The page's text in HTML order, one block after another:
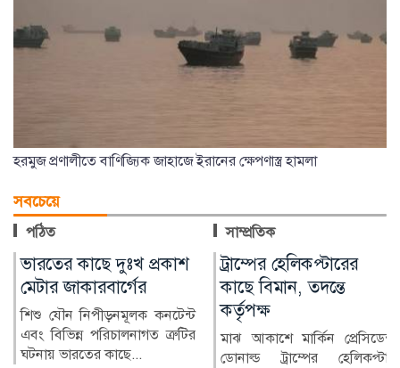
হরমুজ প্রণালীতে বাণিজ্যিক জাহাজে ইরানের ক্ষেপণাস্ত্র হামলা
সবচেয়ে
পঠিত সাম্প্রতিক
ট্রাম্পের হেলিকপ্টারের
কাছে বিমান, তদন্তে
কর্তৃপক্ষ
মাঝ আকাশে মার্কিন প্রেসিডেন্ট
ডোনাল্ড ট্রাম্পের হেলিকপ্টার
ভারতীয় তরুণীর
জামালপুরে যুবক গ্রেপ্তার
ভারতীয় এক তরুণীর
অনলাইনে প্রেমের সম্পর্ক গড়ে
ব্যক্তিগত ছবি ও ভিডিও...